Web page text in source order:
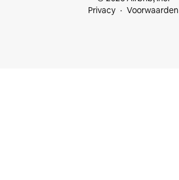
Privacy
Voorwaarden